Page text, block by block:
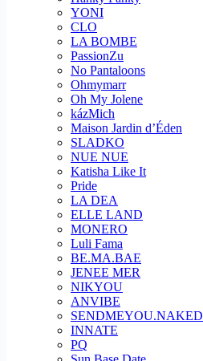
YONI
CLO
LA BOMBE
PassionZu
No Pantaloons
Ohmymarr
Oh My Jolene
kázMich
Maison Jardin d’Éden
SLADKO
NUE NUE
Katisha Like It
Pride
LA DEA
ELLE LAND
MONERO
Luli Fama
BE.MA.BAE
JENEE MER
NIKYOU
ANVIBE
SENDMEYOU.NAKED
INNATE
PQ